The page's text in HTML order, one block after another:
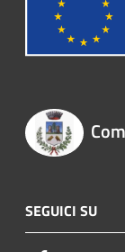
SEGUICI SU